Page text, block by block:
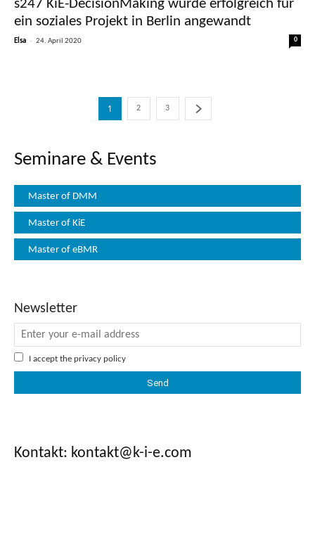
s247 KiE-DecisionMaking wurde erfolgreich für
ein soziales Projekt in Berlin angewandt
Elsa - 24. April 2020 0
1 2 3
Seminare & Events
Master of DMM
Master of KiE
Master of eBMR
Newsletter
I accept the privacy policy
Kontakt: kontakt@k-i-e.com